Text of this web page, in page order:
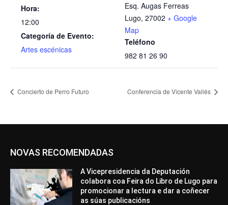
Hora:
12:00
Categoría de Evento:
Artes escénicas
Esq. Augas Ferreas
Lugo, 27002 + Google
Map
Teléfono
982 81 26 90
Concierto de Perro Futuro Conferencia de Vicente Vallés
NOVAS RECOMENDADAS
A Vicepresidencia da Deputación
colabora coa Feira do Libro de Lugo para
promocionar a lectura e dar a coñecer
as súas publicacións